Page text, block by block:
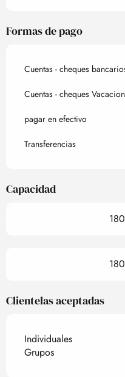
Formas de pago
Cuentas - cheques
Cuentas - cheques
pagar en efectivo
Transferencias
Capacidad
Clientelas aceptadas
Individuales
Grupos